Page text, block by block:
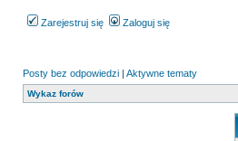
Zarejestruj się Zaloguj się
Posty bez odpowiedzi | Aktywne tematy
Wykaz forów